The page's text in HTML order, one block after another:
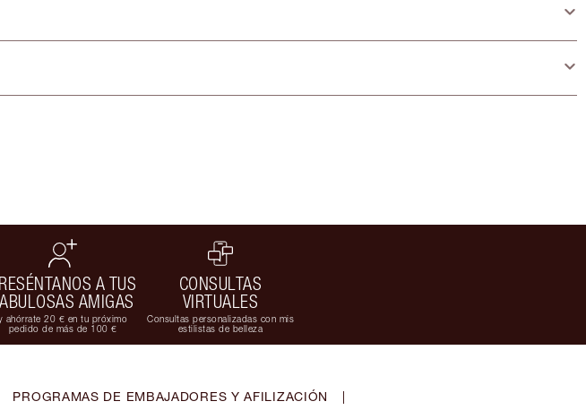
A TUS
AMIGAS
ahórrate 20 € en tu próximo
pedido de más de 100 €
CONSULTAS
VIRTUALES
Consultas personalizadas con mis
estilistas de belleza
PROGRAMAS DE EMBAJADORES Y AFILIZACIÓN |